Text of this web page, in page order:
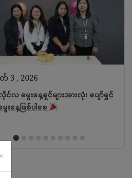
3 , 2026
င်လ မွေးနေ့ရှင်များအားလုံး ပျော်ရွှင်
းနေ့ဖြစ်ပါစေ
×